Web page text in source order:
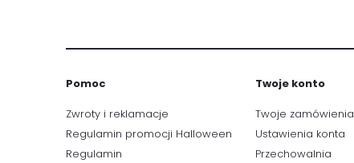
Pomoc
Zwroty i reklamacje
Regulamin promocji Halloween
Regulamin
Twoje konto
Twoje zamówienia
Ustawienia konta
Przechowalnia